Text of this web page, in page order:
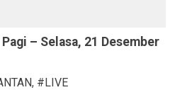
– Selasa, 21 Desember
, #LIVE